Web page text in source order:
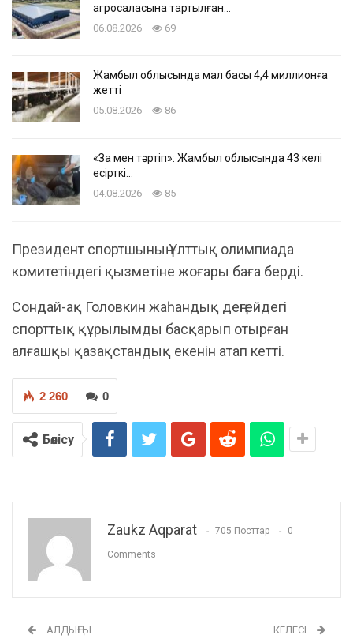
агросаласына тартылған…
06.08.2026 69
Жамбыл облысында мал басы 4,4 миллионға
жетті
05.08.2026 86
«Заң мен тәртіп»: Жамбыл облысында 43 келі
есірткі…
04.08.2026 85
Президент спортшының Ұлттық олимпиада
комитетіндегі қызметіне жоғары баға берді.
Сондай-ақ Головкин жаһандық деңгейдегі
спорттық құрылымды басқарып отырған
алғашқы қазақстандық екенін атап кетті.
0
2 260
Бөлісу
Zaukz Aqparat 705 Посттар 0
Comments
АЛДЫҢҒЫ КЕЛЕСІ